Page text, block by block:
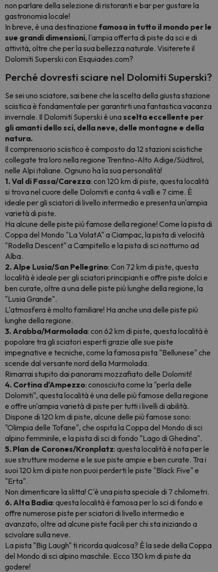
non parlare della selezione di ristoranti e bar per gustare la
gastronomia locale!
In breve, è una destinazione famosa in tutto il mondo per le
sue grandi dimensioni, l'ampia offerta di piste da sci e di
attività, oltre che per la sua bellezza naturale. Visiterete il
Dolomiti Superski con Esquiades.com?
Perché dovresti sciare nel Dolomiti Superski?
Se sei uno sciatore, sai bene che la scelta della giusta stazione
sciistica è fondamentale per garantirti una fantastica vacanza
invernale. Il Dolomiti Superski è unascelta eccellente per
gli amanti dello sci, della neve, delle montagne e della
natura.
Il comprensorio sciistico è composto da 12 stazioni sciistiche
collegate tra loro nella regione Trentino-Alto Adige/Südtirol,
nelle Alpi italiane. Ognuno ha la sua personalità!
1. Val di Fassa/Carezza: con 120 km di piste, questa località
si trova nel cuore delle Dolomiti e conta 4 valli e 7 cime. È
ideale per gli sciatori di livello intermedio e presenta un'ampia
varietà di piste.
Ha alcune delle piste più famose della regione! Come la pista di
Coppa del Mondo "La VolatA" a Ciampac, la pista di velocità
"Rodella Descent" a Campitello e la pista di sci notturno ad
Alba.
2. Alpe Lusia/San Pellegrino: Con 72 km di piste, questa
località è ideale per gli sciatori principianti e offre piste dolci e
ben curate, oltre a una delle piste più lunghe della regione, la
"Lusia Grande".
L'atmosfera è molto familiare! Ha anche una delle piste più
lunghe della regione.
3. Arabba/Marmolada: con 62 km di piste, questa località è
popolare tra gli sciatori esperti grazie alle sue piste
impegnative e tecniche, come la famosa pista "Bellunese" che
scende dal versante nord della Marmolada.
Rimarrai stupito dai panorami mozzafiato delle Dolomiti!
4. Cortina d'Ampezzo: conosciuta come la "perla delle
Dolomiti", questa località è una delle più famose della regione
e offre un'ampia varietà di piste per tutti i livelli di abilità.
Dispone di 120 km di piste, alcune delle più famose sono:
"Olimpia delle Tofane", che ospita la Coppa del Mondo di sci
alpino femminile, e la pista di sci di fondo "Lago di Ghedina".
5. Plan de Corones/Kronplatz: questa località è nota per le
sue strutture moderne e le sue piste ampie e ben curate. Tra i
suoi 120 km di piste non puoi perderti le piste "Black Five" e
"Erta".
Non dimenticare la slitta! C'è una pista speciale di 7 chilometri.
6. Alta Badia: questa località è famosa per lo sci di fondo e
offre numerose piste per sciatori di livello intermedio e
avanzato, oltre ad alcune piste facili per chi sta iniziando a
scivolare sulla neve.
La pista "Big Laugh" ti ricorda qualcosa? È la sede della Coppa
del Mondo di sci alpino maschile. Ecco 130 km di piste da
godere!